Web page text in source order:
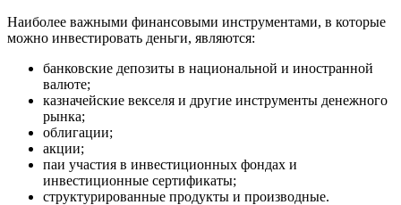
Наиболее важными финансовыми инструментами, в которые
можно инвестировать деньги, являются:
банковские депозиты в национальной и иностранной
валюте;
казначейские векселя и другие инструменты денежного
рынка;
облигации;
акции;
паи участия в инвестиционных фондах и
инвестиционные сертификаты;
структурированные продукты и производные.